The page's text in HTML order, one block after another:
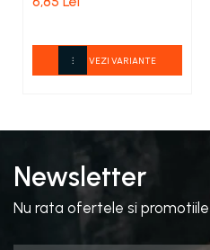
VEZI VARIANTE
Newsletter
Nu rata ofertele si